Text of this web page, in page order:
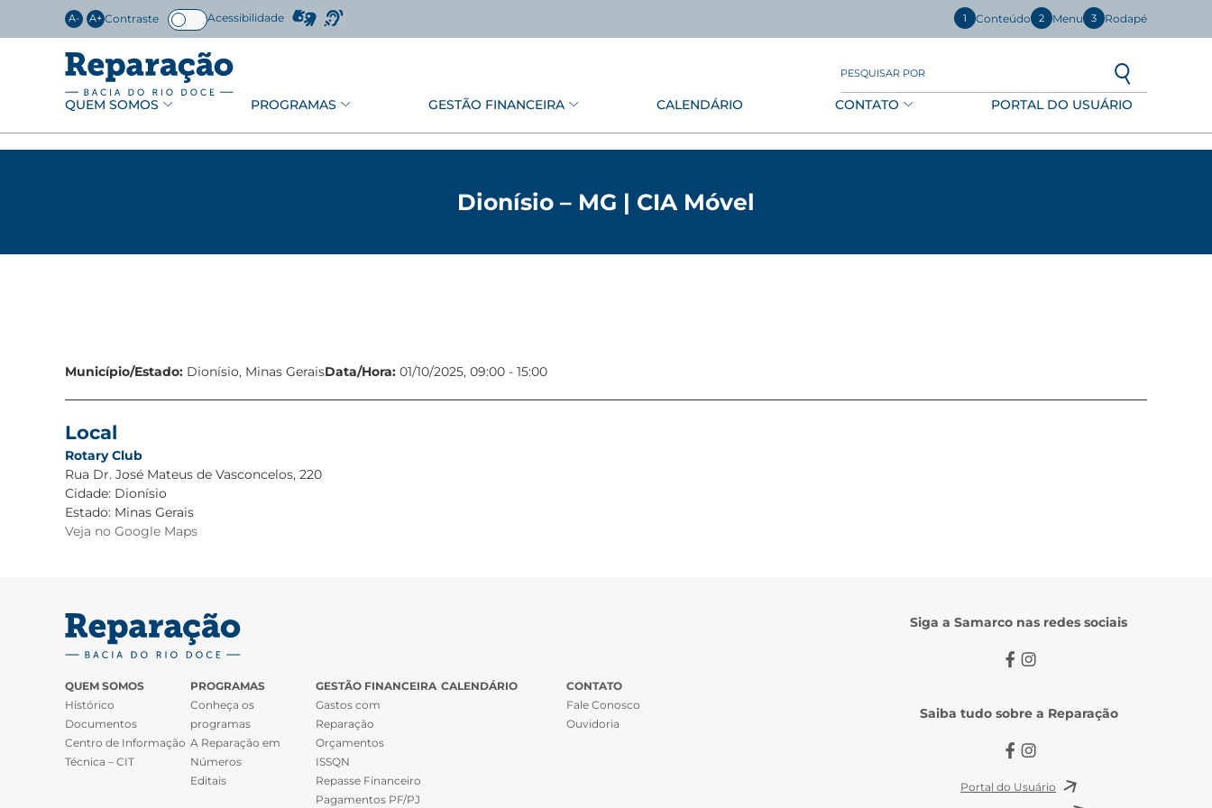
PESQUISAR POR
QUEM SOMOS PROGRAMAS GESTÃO FINANCEIRA CALENDÁRIO CONTATO PORTAL DO USUÁRIO
Acessibilidade
A- A+ Contraste 1 Conteúdo 2 Menu 3 Rodapé
Dionísio – MG | CIA Móvel
Município/Estado: Dionísio, Minas GeraisData/Hora: 01/10/2025, 09:00 - 15:00
Local
Rotary Club
Rua Dr. José Mateus de Vasconcelos, 220
Cidade: Dionísio
Estado: Minas Gerais
Veja no Google Maps
QUEM SOMOS
Histórico
Documentos
Centro de Informação
Técnica – CIT
PROGRAMAS
Conheça os
programas
A Reparação em
Números
Editais
GESTÃO FINANCEIRA
Gastos com
Reparação
Orçamentos
ISSQN
Repasse Financeiro
Pagamentos PF/PJ
CALENDÁRIO
CONTATO
Fale Conosco
Ouvidoria
Siga a Samarco nas redes sociais
Saiba tudo sobre a Reparação
Portal do Usuário